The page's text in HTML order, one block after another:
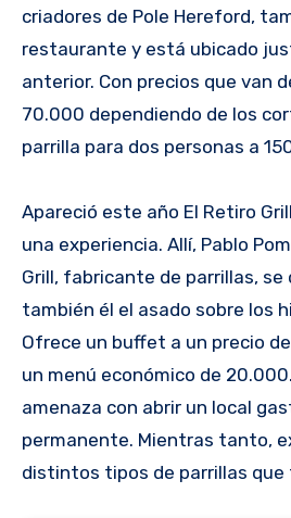
criadores de Pole Hereford,
restaurante y está ubicado
anterior. Con precios que van
70.000 dependiendo de los
parrilla para dos personas a
Apareció este año El Retiro
una experiencia. Allí, Pablo
Grill, fabricante de parrillas, se
también él el asado sobre los
Ofrece un buffet a un precio
un menú económico de
amenaza con abrir un local
permanente. Mientras tanto,
distintos tipos de parrillas que